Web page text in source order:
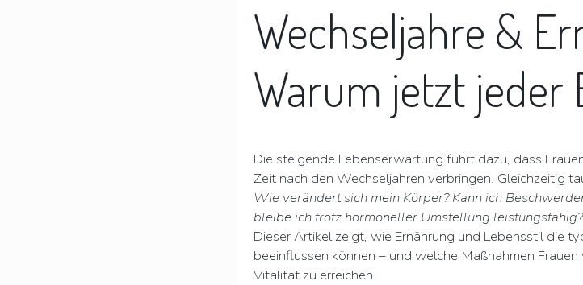
Wechseljahre &
Warum jetzt jeder
Die steigende Lebenserwartung führt dazu, dass
Zeit nach den Wechseljahren verbringen. Gleichzeitig
Wie verändert sich mein Körper? Kann ich
bleibe ich trotz hormoneller Umstellung leistungsfähig?
Dieser Artikel zeigt, wie Ernährung und Lebensstil die
beeinflussen können – und welche Maßnahmen
Vitalität zu erreichen.